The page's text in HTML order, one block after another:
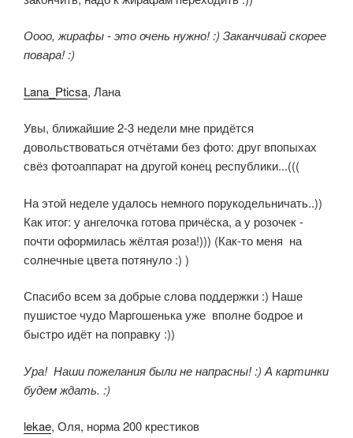
Оооо, жирафы - это очень нужно! :) Заканчивай скорее
повара! :)
Lana_Pticsa, Лана
Увы, ближайшие 2-3 недели мне придётся
довольствоваться отчётами без фото: друг впопыхах
свёз фотоаппарат на другой конец республики...(((
На этой неделе удалось немного порукодельничать..))
Как итог: у ангелочка готова причёска, а у розочек -
почти оформилась жёлтая роза!))) (Как-то меня на
солнечные цвета потянуло :) )
Спасибо всем за добрые слова поддержки :) Наше
пушистое чудо Маргошенька уже вполне бодрое и
быстро идёт на поправку :))
Ура! Наши пожелания были не напрасны! :) А картинки
будем ждать. :)
lekae, Оля, норма 200 крестиков